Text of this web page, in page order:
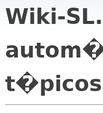
Wiki-
t�picos